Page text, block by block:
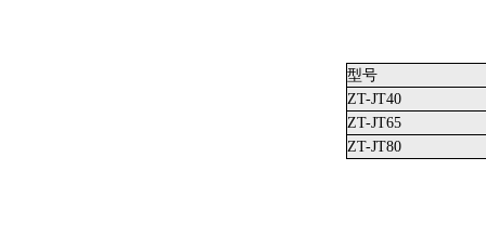
型号
ZT-JT40
ZT-JT65
ZT-JT80